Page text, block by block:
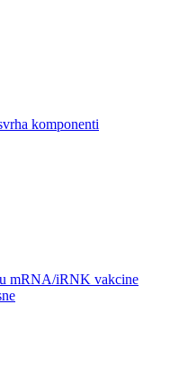
komponenti
mRNA/iRNK vakcine